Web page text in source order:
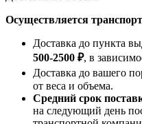
Осуществляется
Доставка до пункта
500-2500 ₽, в
Доставка до вашего
от веса и объема.
Средний срок
на следующий день